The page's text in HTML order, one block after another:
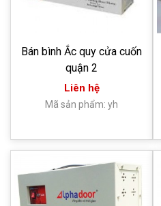
Bán bình Ắc quy cửa cuốn
quận 2
Liên hệ
Mã sản phẩm: yh